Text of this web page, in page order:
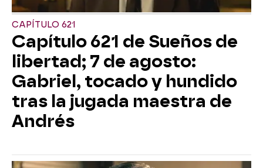
CAPÍTULO 621
Capítulo 621 de Sueños de
libertad; 7 de agosto:
Gabriel, tocado y hundido
tras la jugada maestra de
Andrés